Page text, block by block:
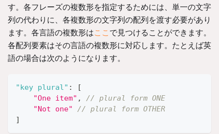
す。各フレーズの複数形を指定するためには、単一の文字
列の代わりに、各複数形の文字列の配列を渡す必要があり
ます。各言語の複数形はここで見つけることができます。
各配列要素はその言語の複数形に対応します。たとえば英
語の場合は次のようになります。
"key plural" :
[
"One item" ,
// plural form ONE
"Not one"
// plural form OTHER
]